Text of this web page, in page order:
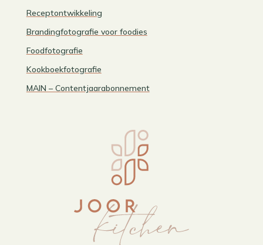
Receptontwikkeling
Brandingfotografie voor foodies
Foodfotografie
Kookboekfotografie
MAIN – Contentjaarabonnement